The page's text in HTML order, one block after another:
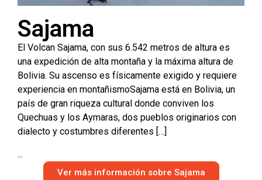
Sajama
El Volcan Sajama, con sus 6.542 metros de altura es
una expedición de alta montaña y la máxima altura de
Bolivia. Su ascenso es físicamente exigido y requiere
experiencia en montañismoSajama está en Bolivia, un
país de gran riqueza cultural donde conviven los
Quechuas y los Aymaras, dos pueblos originarios con
dialecto y costumbres diferentes […]
...
Ver más información sobre Sajama